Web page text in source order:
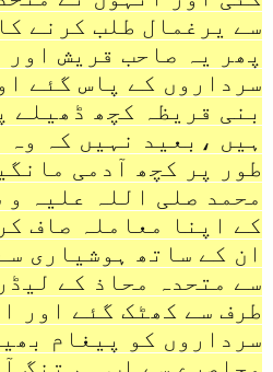
سے یرغمال طلب کرنے
پھر یہ صاحب قریش اور
سرداروں کے پاس گئے
بنی قریظہ کچھ ڈھیلے
ہیں ،بعید نہیں کہ
طور پر کچھ آدمی
محمد صلی اللہ علیہ و
کے اپنا معاملہ صاف
ان کے ساتھ ہوشیاری
سے متحدہ محاذ کے
طرف سے کھٹک گئے اور
سرداروں کو پیغام